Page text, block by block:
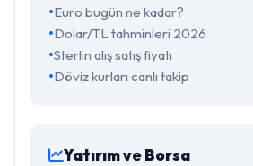
Euro bugün ne kadar?
Dolar/TL tahminleri 2026
Sterlin alış satış fiyatı
Döviz kurları canlı takip
Yatırım ve Borsa